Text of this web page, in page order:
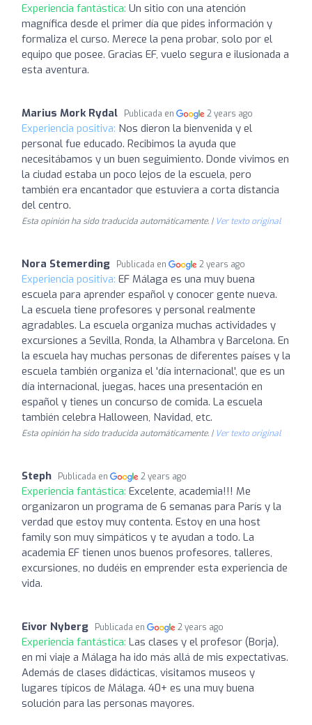
Experiencia fantástica: Un sitio con una atención
magnífica desde el primer día que pides información y
formaliza el curso. Merece la pena probar, solo por el
equipo que posee. Gracias EF, vuelo segura e ilusionada a
esta aventura.
Marius Mork Rydal Publicada en 2 years ago
Experiencia positiva: Nos dieron la bienvenida y el
personal fue educado. Recibimos la ayuda que
necesitábamos y un buen seguimiento. Donde vivimos en
la ciudad estaba un poco lejos de la escuela, pero
también era encantador que estuviera a corta distancia
del centro.
Esta opinión ha sido traducida automáticamente. | Ver texto original
Nora Stemerding Publicada en 2 years ago
Experiencia positiva: EF Málaga es una muy buena
escuela para aprender español y conocer gente nueva.
La escuela tiene profesores y personal realmente
agradables. La escuela organiza muchas actividades y
excursiones a Sevilla, Ronda, la Alhambra y Barcelona. En
la escuela hay muchas personas de diferentes países y la
escuela también organiza el 'día internacional', que es un
día internacional, juegas, haces una presentación en
español y tienes un concurso de comida. La escuela
también celebra Halloween, Navidad, etc.
Esta opinión ha sido traducida automáticamente. | Ver texto original
Steph Publicada en 2 years ago
Experiencia fantástica: Excelente, academia!!! Me
organizaron un programa de 6 semanas para París y la
verdad que estoy muy contenta. Estoy en una host
family son muy simpáticos y te ayudan a todo. La
academia EF tienen unos buenos profesores, talleres,
excursiones, no dudéis en emprender esta experiencia de
vida.
Eivor Nyberg Publicada en 2 years ago
Experiencia fantástica: Las clases y el profesor (Borja),
en mi viaje a Málaga ha ido más allá de mis expectativas.
Además de clases didácticas, visitamos museos y
lugares típicos de Málaga. 40+ es una muy buena
solución para las personas mayores.